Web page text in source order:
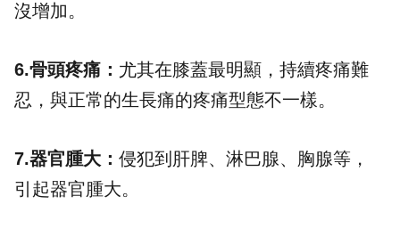
沒增加。
6.骨頭疼痛： 尤其在膝蓋最明顯，持續疼痛難
忍，與正常的生長痛的疼痛型態不一樣。
7.器官腫大： 侵犯到肝脾、淋巴腺、胸腺等，
引起器官腫大。